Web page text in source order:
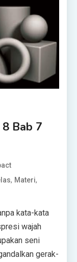
Bab 7
, Materi,
kata-kata
wajah
seni
gerak-